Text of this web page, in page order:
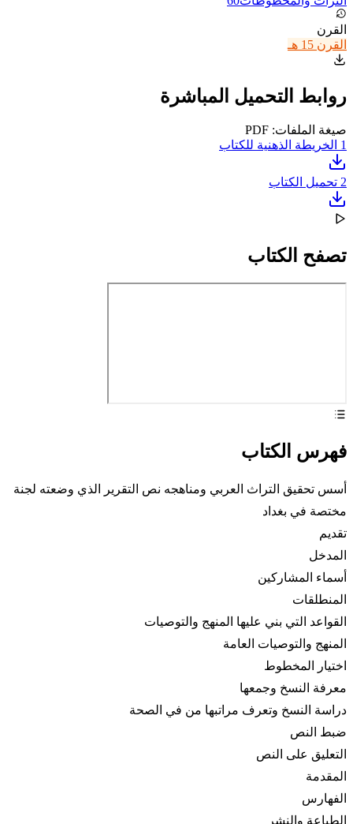
القرن
القرن 15 هـ
روابط التحميل المباشرة
صيغة الملفات: PDF
1 الخريطة الذهنية للكتاب
2 تحميل الكتاب
تصفح الكتاب
فهرس الكتاب
أسس تحقيق التراث العربي ومناهجه نص التقرير الذي وضعته لجنة
مختصة في بغداد
تقديم
المدخل
أسماء المشاركين
المنطلقات
القواعد التي بني عليها المنهج والتوصيات
المنهج والتوصيات العامة
اختيار المخطوط
معرفة النسخ وجمعها
دراسة النسخ وتعرف مراتبها من في الصحة
ضبط النص
التعليق على النص
المقدمة
الفهارس
الطباعة والنشر